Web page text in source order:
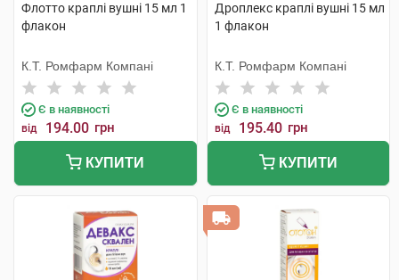
Флотто краплі вушні 15 мл 1
флакон
К.Т. Ромфарм Компані
Є в наявності
від 194.00 грн
КУПИТИ
Дроплекс краплі вушні 15 мл
1 флакон
К.Т. Ромфарм Компані
Є в наявності
від 195.40 грн
КУПИТИ